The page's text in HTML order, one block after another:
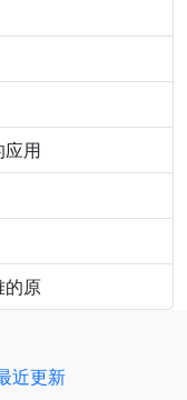
用
的原
近更新